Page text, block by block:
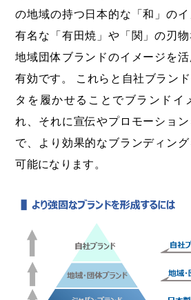
の地域の持つ日本的な「和」の
有名な「有田焼」や「関」の刃
地域団体ブランドのイメージを
有効です。 これらと自社ブラン
タを履かせることでブランドイ
れ、それに宣伝やプロモーショ
で、より効果的なブランディン
可能になります。